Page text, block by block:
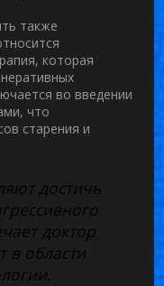
также
которая
во введении
что
старения и
достичь
доктор
в области